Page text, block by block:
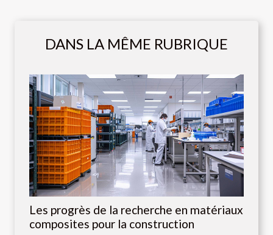
DANS LA MÊME RUBRIQUE
Les progrès de la recherche en matériaux
composites pour la construction